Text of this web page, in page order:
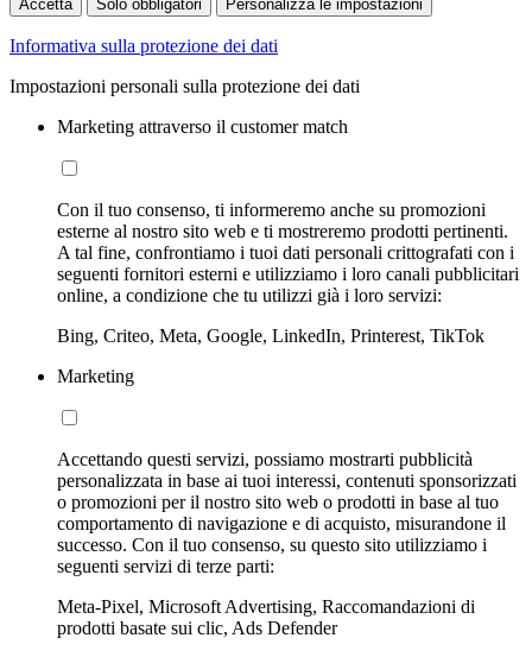
Accetta Solo obbligatori Personalizza le impostazioni
Informativa sulla protezione dei dati
Impostazioni personali sulla protezione dei dati
Marketing attraverso il customer match
Con il tuo consenso, ti informeremo anche su promozioni
esterne al nostro sito web e ti mostreremo prodotti pertinenti.
A tal fine, confrontiamo i tuoi dati personali crittografati con i
seguenti fornitori esterni e utilizziamo i loro canali pubblicitari
online, a condizione che tu utilizzi già i loro servizi:
Bing, Criteo, Meta, Google, LinkedIn, Printerest, TikTok
Marketing
Accettando questi servizi, possiamo mostrarti pubblicità
personalizzata in base ai tuoi interessi, contenuti sponsorizzati
o promozioni per il nostro sito web o prodotti in base al tuo
comportamento di navigazione e di acquisto, misurandone il
successo. Con il tuo consenso, su questo sito utilizziamo i
seguenti servizi di terze parti:
Meta-Pixel, Microsoft Advertising, Raccomandazioni di
prodotti basate sui clic, Ads Defender